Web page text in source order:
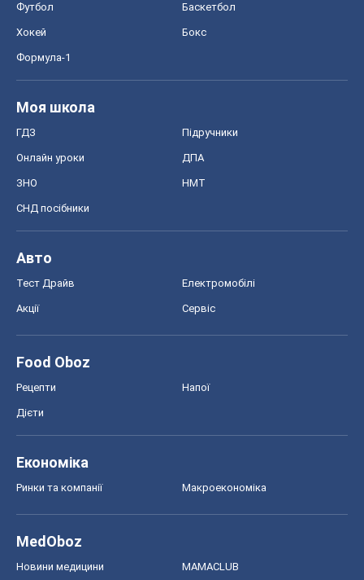
Футбол Баскетбол
Хокей Бокс
Формула-1
Моя школа
ГДЗ Підручники
Онлайн уроки ДПА
ЗНО НМТ
СНД посібники
Авто
Тест Драйв Електромобілі
Акції Сервіс
Food Oboz
Рецепти Напої
Дієти
Економіка
Ринки та компанії Макроекономіка
MedOboz
Новини медицини MAMACLUB